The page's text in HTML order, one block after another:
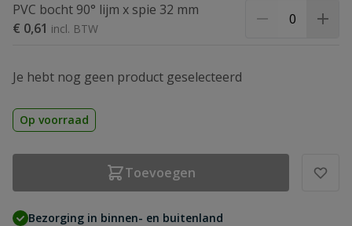
PVC bocht 90° lijm x spie 32 mm
€ 0,61
Je hebt nog geen product geselecteerd
Op voorraad
Toevoegen
Bezorging in binnen- en buitenland